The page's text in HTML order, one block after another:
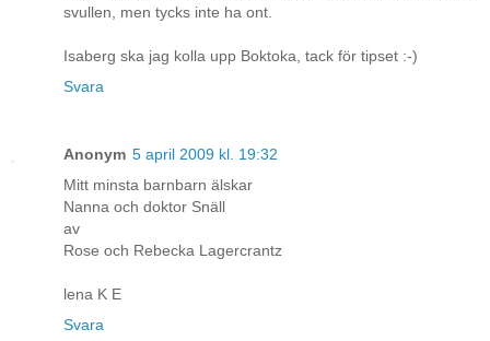
svullen, men tycks inte ha ont.
Isaberg ska jag kolla upp Boktoka, tack för tipset :-)
Svara
Anonym 5 april 2009 kl. 19:32
Mitt minsta barnbarn älskar
Nanna och doktor Snäll
av
Rose och Rebecka Lagercrantz
lena K E
Svara